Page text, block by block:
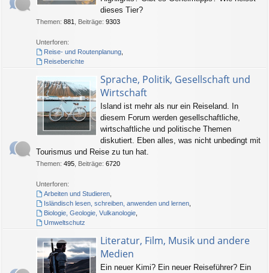
dieses Tier?
Themen: 881 Beiträge: 9303
Unterforen:
Reise- und Routenplanung,
Reiseberichte
Sprache, Politik, Gesellschaft und
Wirtschaft
Island ist mehr als nur ein Reiseland. In
diesem Forum werden gesellschaftliche,
wirtschaftliche und politische Themen
diskutiert. Eben alles, was nicht unbedingt mit
Tourismus und Reise zu tun hat.
Themen: 495 Beiträge: 6720
Unterforen:
Arbeiten und Studieren,
Isländisch lesen, schreiben, anwenden und lernen,
Biologie, Geologie, Vulkanologie,
Umweltschutz
Literatur, Film, Musik und andere
Medien
Ein neuer Kimi? Ein neuer Reiseführer? Ein